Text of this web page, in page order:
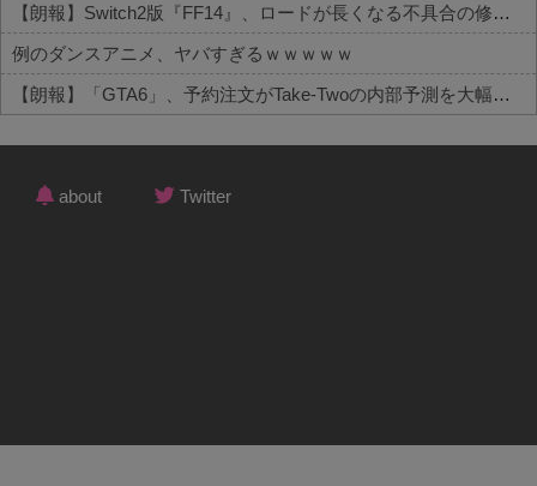
【朗報】Switch2版『FF14』、ロードが長くなる不具合の修正パッチを本日配信
例のダンスアニメ、ヤバすぎるｗｗｗｗｗ
【朗報】「GTA6」、予約注文がTake-Twoの内部予測を大幅に上回る
Powered by livedoor 相互RSS
about Twitter